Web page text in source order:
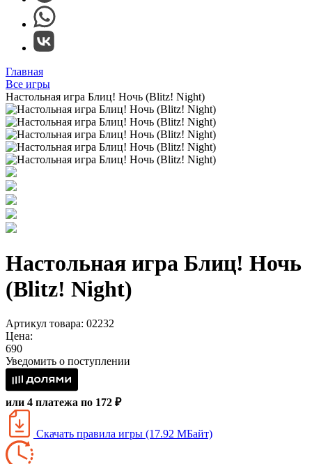
Главная
Все игры
Настольная игра Блиц! Ночь (Blitz! Night)
Настольная игра Блиц! Ночь
(Blitz! Night)
Артикул товара: 02232
Цена:
690
Уведомить о поступлении
или 4 платежа по 172 ₽
Скачать правила игры (17.92 МБайт)